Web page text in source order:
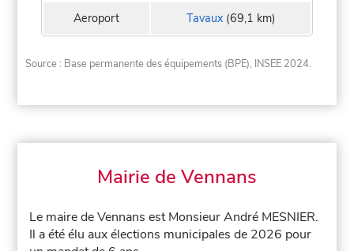
Aeroport Tavaux(69,1 km)
Source : Base permanente des équipements (BPE), INSEE 2024.
Mairie de Vennans
Le maire de Vennans est Monsieur André MESNIER.
Il a été élu aux élections municipales de 2026 pour